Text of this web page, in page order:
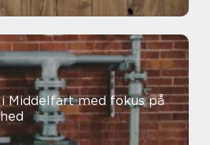
Middelfart med fokus på